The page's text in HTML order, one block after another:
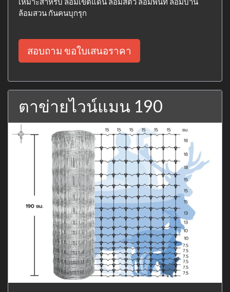
ล้อมสวน กันคนบุกรุก
สอบถาม ขอใบเสนอราคา
ตาข่ายไวน์แมน 190